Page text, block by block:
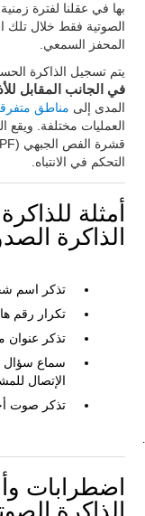
بها في عقلنا لفترة
الصوتية فقط خلال تلك
المحفز السمعي.
يتم تسجيل الذاكرة
في الجانب المقابل
المدى إلى مناطق
العمليات مختلفة. ويقع
التحكم في الانتباه.
أمثلة
الذاكرة
تذكر اسم
تكرار رقم
تذكر عنوان
سماع سؤال
الإتصال
تذكر صوت
.
اضطرابات
الذاكرة